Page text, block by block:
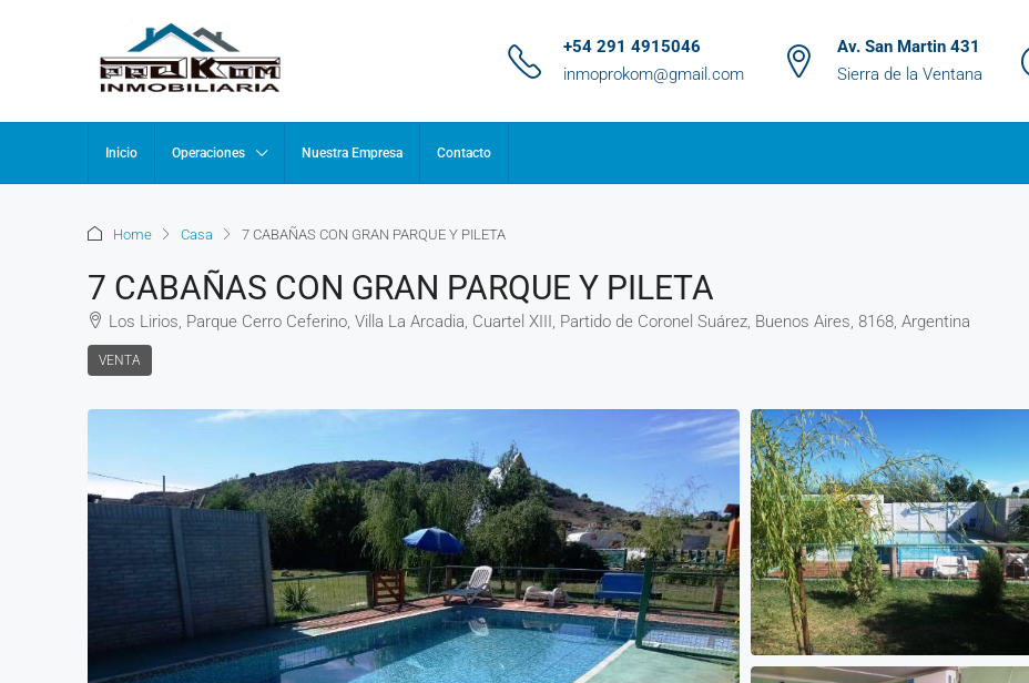
+54 291 4915046
inmoprokom@gmail.com
Av. San Martin 431
Sierra de la Ventana
Inicio Operaciones Nuestra Empresa Contacto
Home Casa 7 CABAÑAS CON GRAN PARQUE Y PILETA
7 CABAÑAS CON GRAN PARQUE Y PILETA
Los Lirios, Parque Cerro Ceferino, Villa La Arcadia, Cuartel XIII, Partido de Coronel Suárez, Buenos Aires, 8168, Argentina
VENTA